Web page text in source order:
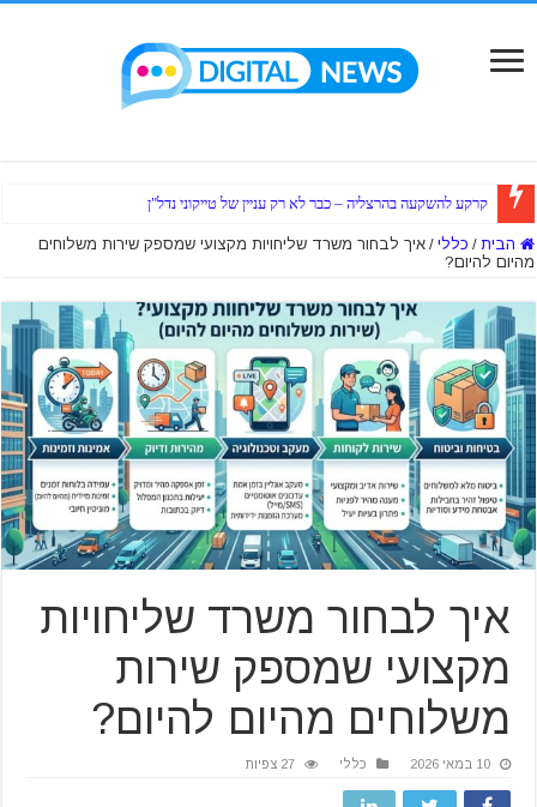
קרקע להשקעה בהרצליה – כבר לא רק עניין של טייקוני נדל"ן
הבית / כללי / איך לבחור משרד שליחויות מקצועי שמספק שירות משלוחים
מהיום להיום?
איך לבחור משרד שליחויות
מקצועי שמספק שירות
משלוחים מהיום להיום?
10 במאי 2026 כללי 27 צפיות